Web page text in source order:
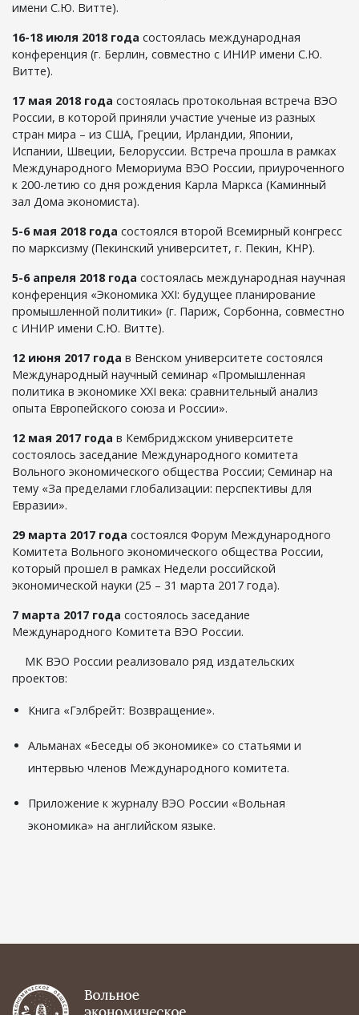
имени С.Ю. Витте).
16-18 июля 2018 года состоялась международная
конференция (г. Берлин, совместно с ИНИР имени С.Ю.
Витте).
17 мая 2018 года состоялась протокольная встреча ВЭО
России, в которой приняли участие ученые из разных
стран мира – из США, Греции, Ирландии, Японии,
Испании, Швеции, Белоруссии. Встреча прошла в рамках
Международного Мемориума ВЭО России, приуроченного
к 200-летию со дня рождения Карла Маркса (Каминный
зал Дома экономиста).
5-6 мая 2018 года состоялся второй Всемирный конгресс
по марксизму (Пекинский университет, г. Пекин, КНР).
5-6 апреля 2018 года состоялась международная научная
конференция «Экономика XXI: будущее планирование
промышленной политики» (г. Париж, Сорбонна, совместно
с ИНИР имени С.Ю. Витте).
12 июня 2017 года в Венском университете состоялся
Международный научный семинар «Промышленная
политика в экономике ХХI века: сравнительный анализ
опыта Европейского союза и России».
12 мая 2017 года в Кембриджском университете
состоялось заседание Международного комитета
Вольного экономического общества России; Семинар на
тему «За пределами глобализации: перспективы для
Евразии».
29 марта 2017 года состоялся Форум Международного
Комитета Вольного экономического общества России,
который прошел в рамках Недели российской
экономической науки (25 – 31 марта 2017 года).
7 марта 2017 года состоялось заседание
Международного Комитета ВЭО России.
МК ВЭО России реализовало ряд издательских
проектов:
Книга «Гэлбрейт: Возвращение».
Альманах «Беседы об экономике» со статьями и
интервью членов Международного комитета.
Приложение к журналу ВЭО России «Вольная
экономика» на английском языке.